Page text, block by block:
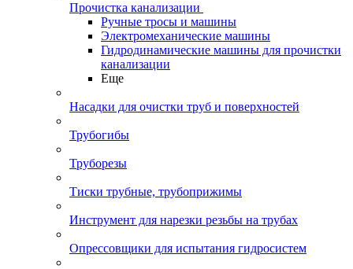
Прочистка канализации
Ручные тросы и машины
Электромеханические машины
Гидродинамические машины для прочистки
канализации
Еще
Насадки для очистки труб и поверхностей
Трубогибы
Труборезы
Тиски трубные, трубоприжимы
Инструмент для нарезки резьбы на трубах
Опрессовщики для испытания гидросистем